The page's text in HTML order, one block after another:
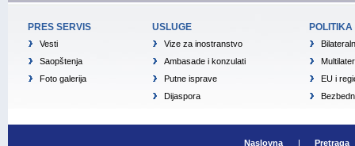
PRES SERVIS
Vesti
Saopštenja
Foto galerija
USLUGE
Vize za inostranstvo
Ambasade i konzulati
Putne isprave
Dijaspora
POLITIKA
EU i
Naslovna Pretraga